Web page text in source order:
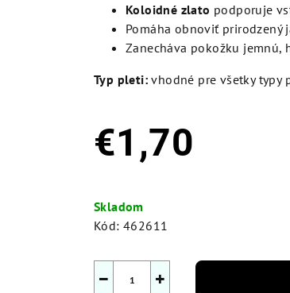
Koloidné zlato podporuje
Pomáha obnoviť prirodzený
Zanecháva pokožku jemnú,
Typ pleti: vhodné pre všetky typy
€1,70
cena:
Skladom
Kód: 462611
+
−